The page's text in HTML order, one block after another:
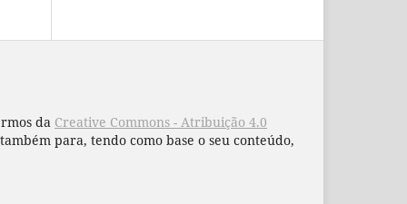
da Creative Commons - Atribuição 4.0
para, tendo como base o seu conteúdo,